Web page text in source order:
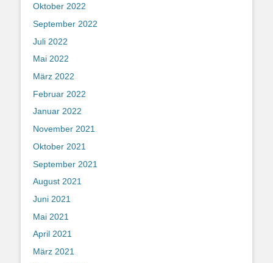
Oktober 2022
September 2022
Juli 2022
Mai 2022
März 2022
Februar 2022
Januar 2022
November 2021
Oktober 2021
September 2021
August 2021
Juni 2021
Mai 2021
April 2021
März 2021